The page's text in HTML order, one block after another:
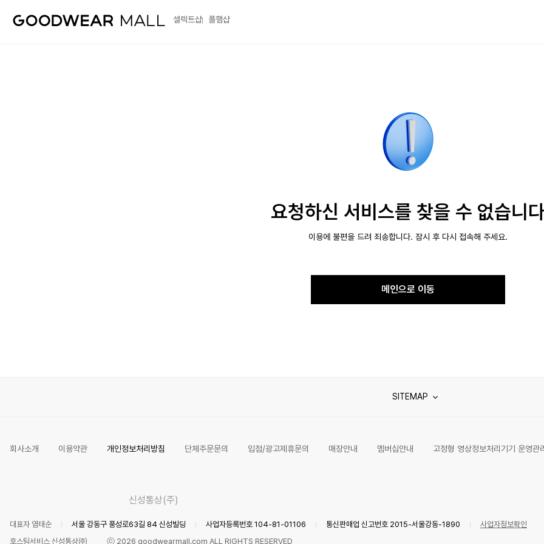
셀렉트샵 폴햄샵
요청하신 서비스를 찾을 수 없습니
이용에 불편을 드려 죄송합니다. 잠시 후 다시 접속해 주세요.
메인으로 이동
SITEMAP
회사소개 이용약관 개인정보처리방침 단체주문문의 입점/광고제휴문의 매장안내 멤버십안내 고정형 영상정보처리기기 운영관
신성통상(주)
대표자 염태순 서울 강동구 풍성로63길 84 신성빌딩 사업자등록번호 104-81-01106 통신판매업 신고번호 2015-서울강동-1890
사업자정보확인
호스팅서비스 신성통상㈜
ⓒ 2026 goodwearmall.com ALL RIGHTS RESERVED